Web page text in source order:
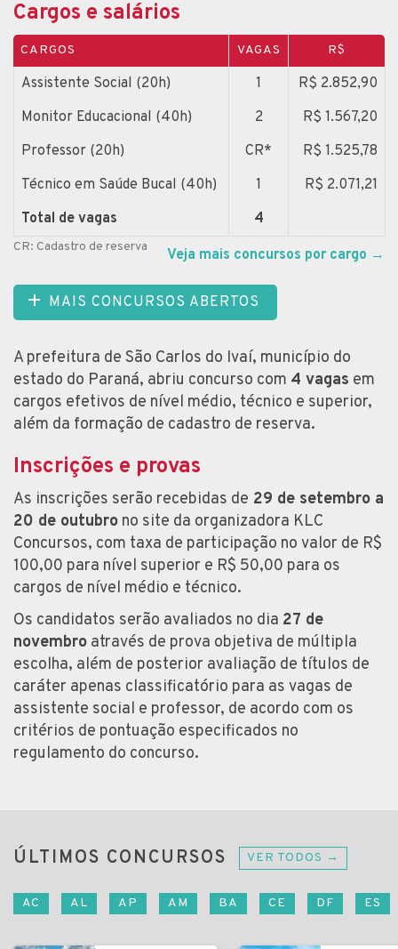
Cargos e salários
CARGOS VAGAS R$
Assistente Social (20h) 1
R$ 2.852,90
Monitor Educacional (40h)
2
R$ 1.567,20
Professor (20h)
CR*
R$ 1.525,78
Técnico em Saúde Bucal (40h)
1
R$ 2.071,21
Total de vagas
4
CR: Cadastro de reserva Veja mais concursos por cargo →
MAIS CONCURSOS ABERTOS
A prefeitura de São Carlos do Ivaí, município do
estado do Paraná, abriu concurso com 4 vagas em
cargos efetivos de nível médio, técnico e superior,
além da formação de cadastro de reserva.
Inscrições e provas
As inscrições serão recebidas de 29 de setembro a
20 de outubro no site da organizadora KLC
Concursos, com taxa de participação no valor de R$
100,00 para nível superior e R$ 50,00 para os
cargos de nível médio e técnico.
Os candidatos serão avaliados no dia 27 de
novembro através de prova objetiva de múltipla
escolha, além de posterior avaliação de títulos de
caráter apenas classificatório para as vagas de
assistente social e professor, de acordo com os
critérios de pontuação especificados no
regulamento do concurso.
ÚLTIMOS CONCURSOS VER TODOS →
AC AL AP AM BA CE DF ES